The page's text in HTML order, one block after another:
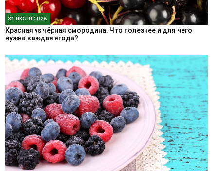
31 ИЮЛЯ 2026
Красная vs чёрная смородина. Что полезнее и для чего
нужна каждая ягода?